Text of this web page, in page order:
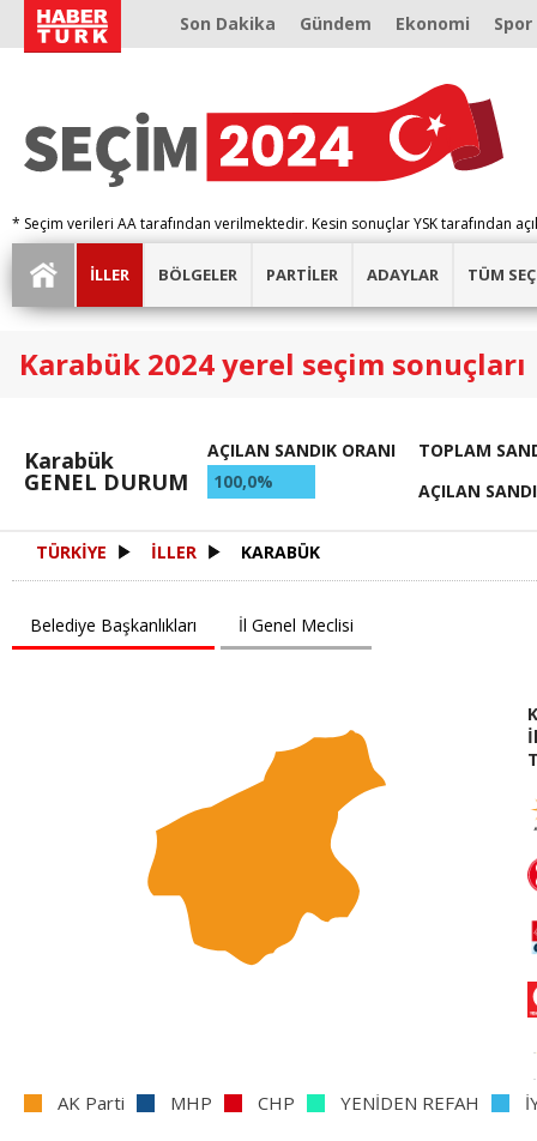
Son Dakika Gündem Ekonomi Spor
* Seçim verileri AA tarafından verilmektedir. Kesin sonuçlar YSK tarafından
İLLER BÖLGELER PARTİLER ADAYLAR TÜM
Karabük 2024 yerel seçim sonuçları
Karabük
GENEL DURUM
AÇILAN SANDIK ORANI
100,0%
TOPLAM
AÇILAN
TÜRKİYE İLLER KARABÜK
Belediye Başkanlıkları İl Genel Meclisi
AK Parti MHP CHP YENİDEN REFAH